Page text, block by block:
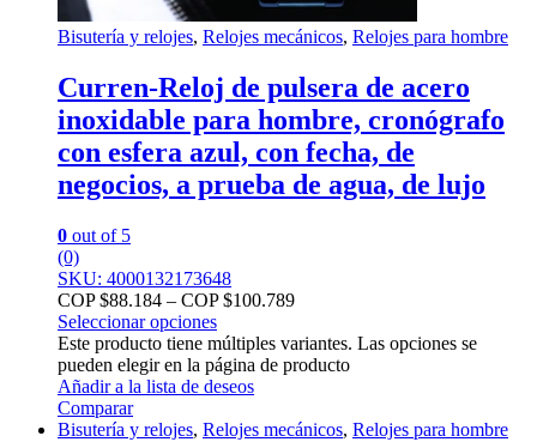
Bisutería y relojes, Relojes mecánicos, Relojes para hombre
Curren-Reloj de pulsera de acero
inoxidable para hombre, cronógrafo
con esfera azul, con fecha, de
negocios, a prueba de agua, de lujo
0 out of 5
(0)
SKU: 4000132173648
COP $88.184 – COP $100.789
Seleccionar opciones
Este producto tiene múltiples variantes. Las opciones se
pueden elegir en la página de producto
Añadir a la lista de deseos
Comparar
Bisutería y relojes, Relojes mecánicos, Relojes para hombre